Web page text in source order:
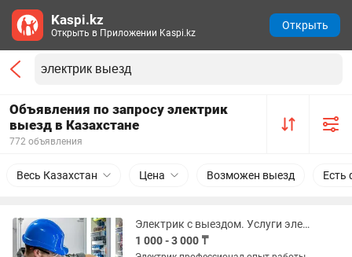
Объявления по запросу электрик
выезд в Казахстане
772 объявления
Весь Казахстан Цена Возможен выезд Есть
Электрик с выездом. Услуги электрика. Все виды работ по электричеству
1 000 - 3 000 ₸
Kaspi.kz
Открыть в Приложении Kaspi.kz
Открыть